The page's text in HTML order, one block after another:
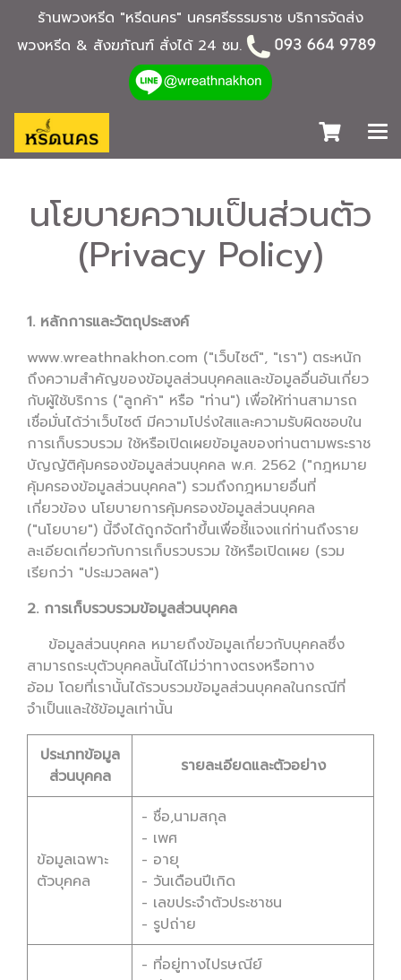
ร้านพวงหรีด "หรีดนคร" นครศรีธรรมราช บริการจัดส่ง
พวงหรีด & สังฆภัณฑ์ สั่งได้ 24 ชม.
นโยบายความเป็นส่วนตัว
(Privacy Policy)
1. หลักการและวัตถุประสงค์
www.wreathnakhon.com ("เว็บไซต์", "เรา") ตระหนัก
ถึงความสำคัญของข้อมูลส่วนบุคคลและข้อมูลอื่นอันเกี่ยว
กับผู้ใช้บริการ ("ลูกค้า" หรือ "ท่าน") เพื่อให้ท่านสามารถ
เชื่อมั่นได้ว่าเว็บไซต์ มีความโปร่งใสและความรับผิดชอบใน
การเก็บรวบรวม ใช้หรือเปิดเผยข้อมูลของท่านตามพระราช
บัญญัติคุ้มครองข้อมูลส่วนบุคคล พ.ศ. 2562 ("กฎหมาย
คุ้มครองข้อมูลส่วนบุคคล") รวมถึงกฎหมายอื่นที่
เกี่ยวข้อง นโยบายการคุ้มครองข้อมูลส่วนบุคคล
("นโยบาย") นี้จึงได้ถูกจัดทำขึ้นเพื่อชี้แจงแก่ท่านถึงราย
ละเอียดเกี่ยวกับการเก็บรวบรวม ใช้หรือเปิดเผย (รวม
เรียกว่า "ประมวลผล")
2. การเก็บรวบรวมข้อมูลส่วนบุคคล
ข้อมูลส่วนบุคคล หมายถึงข้อมูลเกี่ยวกับบุคคลซึ่ง
สามารถระบุตัวบุคคลนั้นได้ไม่ว่าทางตรงหรือทาง
อ้อม โดยที่เรานั้นได้รวบรวมข้อมูลส่วนบุคคลในกรณีที่
จำเป็นและใช้ข้อมูลเท่านั้น
ประเภทข้อมูล
ส่วนบุคคล
รายละเอียดและตัวอย่าง
ข้อมูลเฉพาะ
ตัวบุคคล
- ชื่อ,นามสกุล
- เพศ
- อายุ
- วันเดือนปีเกิด
- เลขประจำตัวประชาชน
- รูปถ่าย
- ที่อยู่ทางไปรษณีย์